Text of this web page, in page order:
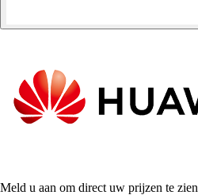
Meld u aan om direct uw prijzen te zien